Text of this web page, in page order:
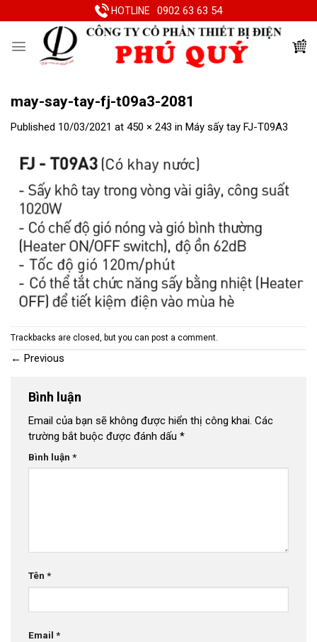
to
HOTLINE 0902 63 63 54
may-say-tay-fj-t09a3-2081
Published 10/03/2021 at 450 × 243 in Máy sấy tay FJ-T09A3
Trackbacks are closed, but you can post a comment.
← Previous
Bình luận
Email của bạn sẽ không được hiển thị công khai. Các
trường bắt buộc được đánh dấu *
Bình luận *
Tên *
Email *